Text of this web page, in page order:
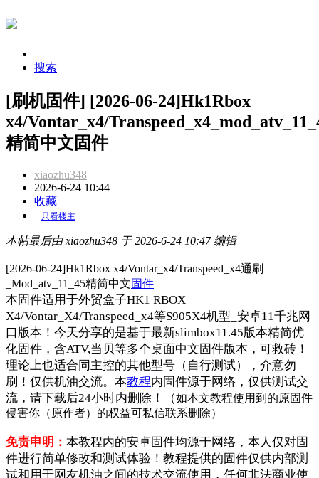
搜索
[刷机固件] [2026-06-24]Hk1Rbox
x4/Vontar_x4/
精简中文固件
xiaozhu348
2026-6-24 10:44
收藏
只看楼主
本帖最后由 xiaozhu348 于 2026-6-24 10:47 编辑
[2026-06-24]Hk1Rbox x4/Vontar_x4/Transpeed_x4通刷
_Mod_atv_11_45精简中文固件
本固件适用于外贸盒子HK1 RBOX
X4/Vontar_X4/Transpeed_x4等S905X4机型_安卓11千兆网
口版本！今天分享的是基于最新slimbox11.45版本精简优
化固件，含ATV,当贝等多个桌面中文固件版本，可救砖！
理论上也适合同主控的其他型号（自行测试），介意勿
刷！仅供机油交流。本教程内固件源于网络，仅供测试交
流，请下载后24小时内删除！（如本文教程使用到的原固件
侵害你（原作者）的权益可私信联系删除）
免责申明： 本教程内的安卓固件均源于网络，本人仅对固
件进行简单修改和测试体验！教程提供的固件仅供内部测
试和用于网友机油之间的技术交流使用，任何非法商业使